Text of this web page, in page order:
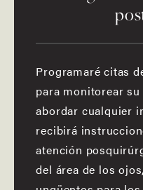
Programaré citas
para monitorear
abordar cualquier
recibirá
atención
del área de los